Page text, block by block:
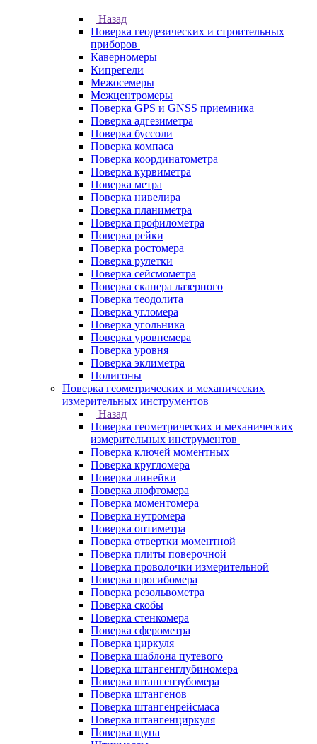
Назад
Поверка геодезических и строительных
приборов
Каверномеры
Кипрегели
Межосемеры
Межцентромеры
Поверка GPS и GNSS приемника
Поверка адгезиметра
Поверка буссоли
Поверка компаса
Поверка координатометра
Поверка курвиметра
Поверка метра
Поверка нивелира
Поверка планиметра
Поверка профилометра
Поверка рейки
Поверка ростомера
Поверка рулетки
Поверка сейсмометра
Поверка сканера лазерного
Поверка теодолита
Поверка угломера
Поверка угольника
Поверка уровнемера
Поверка уровня
Поверка эклиметра
Полигоны
Поверка геометрических и механических
измерительных инструментов
Назад
Поверка геометрических и механических
измерительных инструментов
Поверка ключей моментных
Поверка кругломера
Поверка линейки
Поверка люфтомера
Поверка моментомера
Поверка нутромера
Поверка оптиметра
Поверка отвертки моментной
Поверка плиты поверочной
Поверка проволочки измерительной
Поверка прогибомера
Поверка резольвометра
Поверка скобы
Поверка стенкомера
Поверка сферометра
Поверка циркуля
Поверка шаблона путевого
Поверка штангенглубиномера
Поверка штангензубомера
Поверка штангенов
Поверка штангенрейсмаса
Поверка штангенциркуля
Поверка щупа